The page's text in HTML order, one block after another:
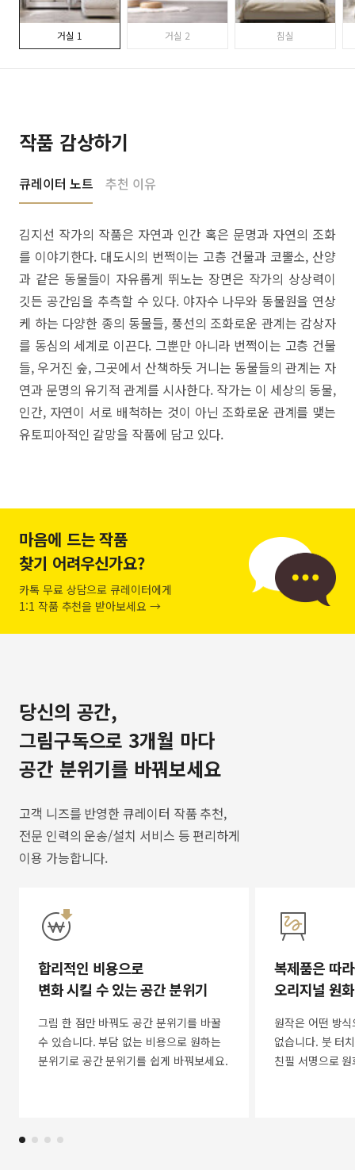
거실 1 거실 2 침실
작품 감상하기
큐레이터 노트 추천 이유
김지선 작가의 작품은 자연과 인간 혹은 문명과 자연의 조화
를 이야기한다. 대도시의 번쩍이는 고층 건물과 코뿔소, 산양
과 같은 동물들이 자유롭게 뛰노는 장면은 작가의 상상력이
깃든 공간임을 추측할 수 있다. 야자수 나무와 동물원을 연상
케 하는 다양한 종의 동물들, 풍선의 조화로운 관계는 감상자
를 동심의 세계로 이끈다. 그뿐만 아니라 번쩍이는 고층 건물
들, 우거진 숲, 그곳에서 산책하듯 거니는 동물들의 관계는 자
연과 문명의 유기적 관계를 시사한다. 작가는 이 세상의 동물,
인간, 자연이 서로 배척하는 것이 아닌 조화로운 관계를 맺는
유토피아적인 갈망을 작품에 담고 있다.
마음에 드는 작품
찾기 어려우신가요?
카톡 무료 상담으로 큐레이터에게
1:1 작품 추천을 받아보세요 →
당신의 공간,
그림구독으로 3개월 마다
공간 분위기를 바꿔보세요
고객 니즈를 반영한 큐레이터 작품 추천,
전문 인력의 운송/설치 서비스 등 편리하게
이용 가능합니다.
합리적인 비용으로
변화 시킬 수 있는 공간 분위기
그림 한 점만 바꿔도 공간 분위기를 바꿀
수 있습니다. 부담 없는 비용으로 원하는
분위기로 공간 분위기를 쉽게 바꿔보세요.
복제품은 따
오리지널 원
원작은 어떤 방
없습니다. 붓 터
친필 서명으로